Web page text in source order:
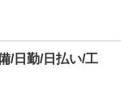
/日勤/日払い/工